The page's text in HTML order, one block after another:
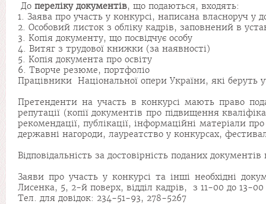
До переліку документів, що подаються, входять:
1. Заява про участь у конкурсі, написана власноруч у
2. Особовий листок з обліку кадрів, заповнений в
3. Копія документу, що посвідчує особу
4. Витяг з трудової книжки (за наявності)
5. Копія документа про освіту
6. Творче резюме, портфоліо
Працівники Національної опери України, які беруть
Претенденти на участь в конкурсі мають право
репутації (копії документів про підвищення
рекомендації, публікації, інформаційні матеріали
державні нагороди, лауреатство у конкурсах,
Відповідальність за достовірність поданих
Заяви про участь у конкурсі та інші необхідні
Лисенка, 5, 2-й поверх, відділ кадрів, з 11-00 до 13-
Тел. для довідок: 234-51-93, 278-5267